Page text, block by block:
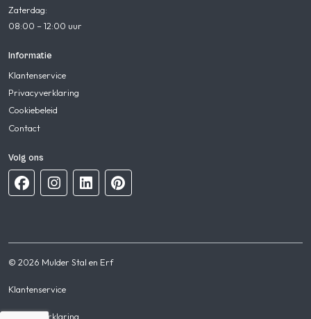
Zaterdag:
08:00 – 12:00 uur
Informatie
Klantenservice
Privacyverklaring
Cookiebeleid
Contact
Volg ons
© 2026 Mulder Stal en Erf
Klantenservice
Privacyverklaring